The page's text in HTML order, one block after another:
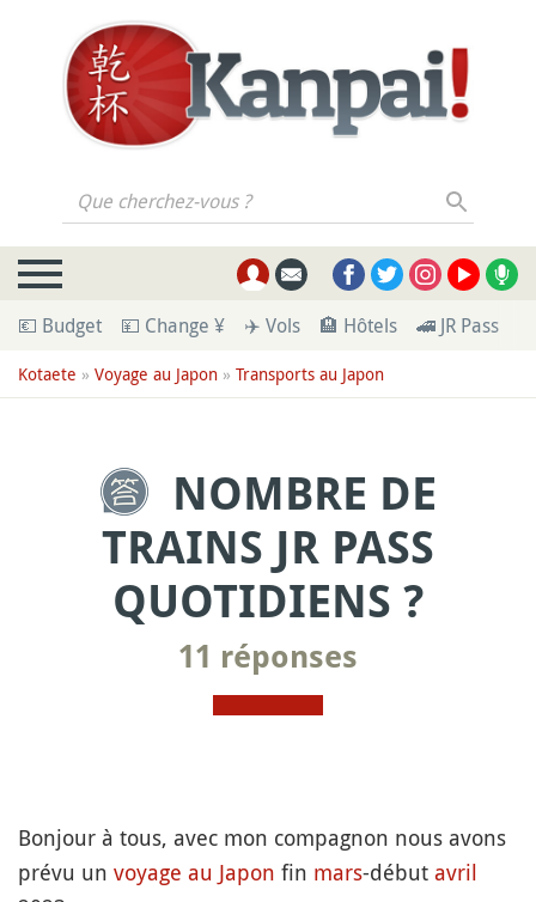
Que cherchez-vous ?
💶 Budget 💴 Change ¥ ✈️ Vols 🏨 Hôtels 🚄 JR Pass
Kotaete » Voyage au Japon » Transports au Japon
NOMBRE DE
TRAINS JR PASS
QUOTIDIENS ?
11 réponses
Bonjour à tous, avec mon compagnon nous avons
prévu un voyage au Japon fin mars-début avril